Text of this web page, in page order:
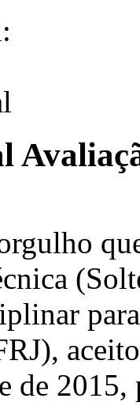
de